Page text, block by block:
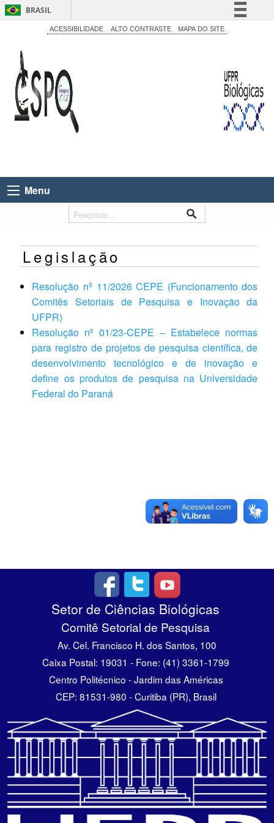
BRASIL
Simplifique!
Acesso à informação
ACESSIBILIDADE ALTO CONTRASTE MAPA DO SITE
Menu
Legislação
Resolução nº 11/2026 CEPE (Funcionamento dos
Comitês Setoriais de Pesquisa e Inovação da
UFPR)
Resolução nº 01/23-CEPE – Estabelece normas
para registro de projetos de pesquisa científica, de
desenvolvimento tecnológico e de inovação e
define os produtos de pesquisa na Universidade
Federal do Paraná
Setor de Ciências Biológicas
Comitê Setorial de Pesquisa
Av. Cel. Francisco H. dos Santos, 100
Caixa Postal: 19031 - Fone: (41) 3361-1799
Centro Politécnico - Jardim das Américas
CEP: 81531-980 - Curitiba (PR), Brasil